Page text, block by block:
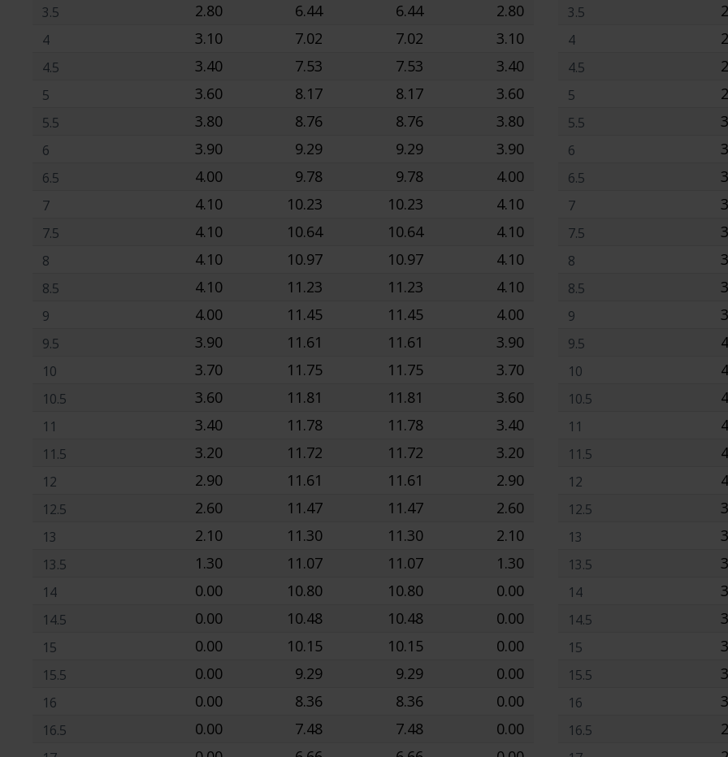
3.5 2.80 6.44 6.44 2.80
4 3.10 7.02 7.02 3.10
4.5 3.40 7.53 7.53 3.40
5 3.60 8.17 8.17 3.60
5.5 3.80 8.76 8.76 3.80
6 3.90 9.29 9.29 3.90
6.5 4.00 9.78 9.78 4.00
7 4.10 10.23 10.23 4.10
7.5 4.10 10.64 10.64 4.10
8 4.10 10.97 10.97 4.10
8.5 4.10 11.23 11.23 4.10
9 4.00 11.45 11.45 4.00
9.5 3.90 11.61 11.61 3.90
10 3.70 11.75 11.75 3.70
10.5 3.60 11.81 11.81 3.60
11 3.40 11.78 11.78 3.40
11.5 3.20 11.72 11.72 3.20
12 2.90 11.61 11.61 2.90
12.5 2.60 11.47 11.47 2.60
13 2.10 11.30 11.30 2.10
13.5 1.30 11.07 11.07 1.30
14 0.00 10.80 10.80 0.00
14.5 0.00 10.48 10.48 0.00
15 0.00 10.15 10.15 0.00
15.5 0.00 9.29 9.29 0.00
16 0.00 8.36 8.36 0.00
16.5 0.00 7.48 7.48 0.00
3.5
4
4.5
5
5.5
6
6.5
7
7.5
8
8.5
9
9.5
10
10.5
11
11.5
12
12.5
13
13.5
14
14.5
15
15.5
16
16.5